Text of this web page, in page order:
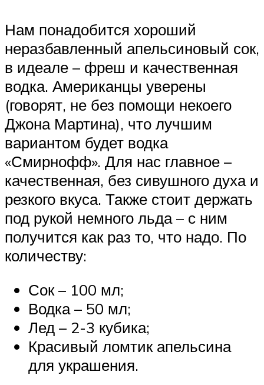
Нам понадобится хороший
неразбавленный апельсиновый сок,
в идеале – фреш и качественная
водка. Американцы уверены
(говорят, не без помощи некоего
Джона Мартина), что лучшим
вариантом будет водка
«Смирнофф». Для нас главное –
качественная, без сивушного духа и
резкого вкуса. Также стоит держать
под рукой немного льда – с ним
получится как раз то, что надо. По
количеству:
Сок – 100 мл;
Водка – 50 мл;
Лед – 2-3 кубика;
Красивый ломтик апельсина
для украшения.